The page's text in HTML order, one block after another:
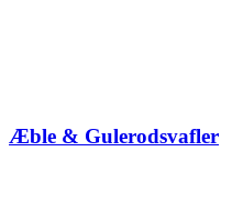
Æble & Gulerodsvafler